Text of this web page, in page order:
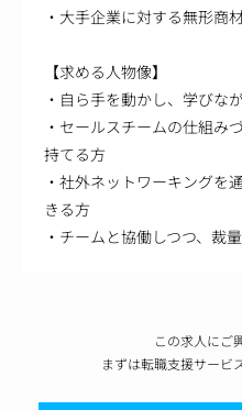
・大手企業に対する無形商
【求める人物像】
・自ら手を動かし、学びな
・セールスチームの仕組み
持てる方
・社外ネットワーキングを
きる方
・チームと協働しつつ、裁
この求人にご
まずは転職支援サービ